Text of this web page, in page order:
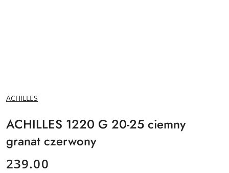
NAZWA
PRODUCENTA:
ACHILLES
ACHILLES 1220 G 20-25 ciemny
granat czerwony
cena:
239.00